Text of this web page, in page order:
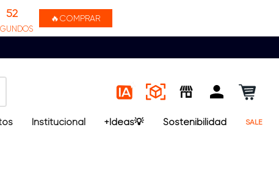
52 🔥COMPRAR
Institucional +Ideas💡 Sostenibilidad SALE